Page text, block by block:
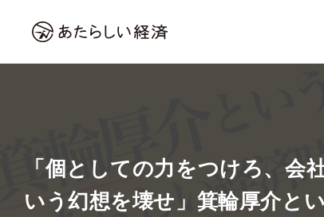
「個としての力をつけろ、会
いう幻想を壊せ」箕輪厚介と